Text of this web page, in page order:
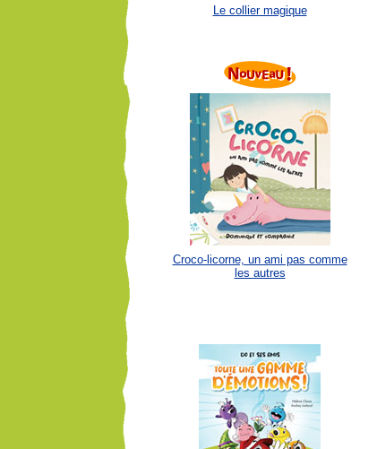
Le collier magique
Croco-licorne, un ami pas comme
les autres